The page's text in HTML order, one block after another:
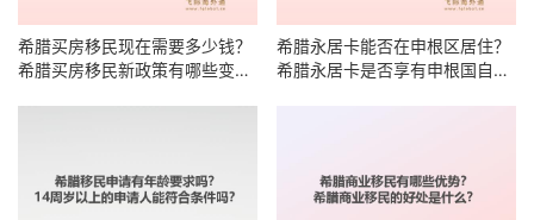
希腊买房移民现在需要多少钱？
希腊买房移民新政策有哪些变
希腊永居卡能否在申根区居住？
希腊永居卡是否享有申根国自由